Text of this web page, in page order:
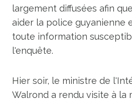
largement diffusées afin
aider la police guyanienne
toute information
l'enquête.
Hier soir, le ministre de
Walrond a rendu visite à la